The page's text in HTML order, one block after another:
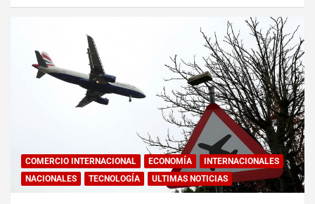
COMERCIO INTERNACIONAL ECONOMÍA
INTERNACIONALES
NACIONALES
TECNOLOGÍA ULTIMAS NOTICIAS